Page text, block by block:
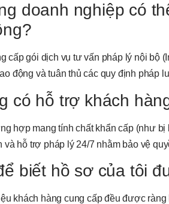
doanh nghiệp có
cấp gói dịch vụ tư vấn pháp lý nội bộ
động và tuân thủ các quy định pháp
có hỗ trợ khách
hợp mang tính chất khẩn cấp (như
và hỗ trợ pháp lý 24/7 nhằm bảo vệ
biết hồ sơ của tôi
khách hàng cung cấp đều được